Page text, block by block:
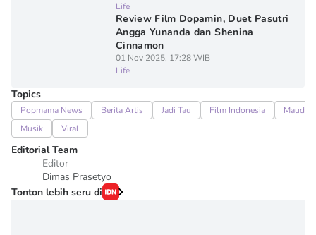
Life
Review Film Dopamin, Duet Pasutri
Angga Yunanda dan Shenina
Cinnamon
01 Nov 2025, 17:28 WIB
Life
Topics
Popmama News Berita Artis Jadi Tau Film Indonesia
Maudy
Musik
Viral
Editorial Team
Editor
Dimas Prasetyo
Tonton lebih seru di